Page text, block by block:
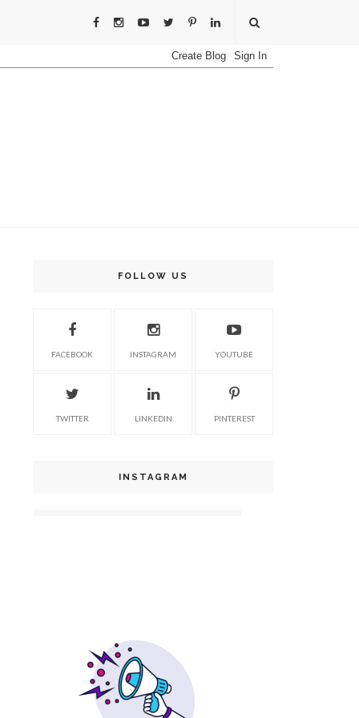
FOLLOW US
FACEBOOK INSTAGRAM YOUTUBE
TWITTER LINKEDIN PINTEREST
INSTAGRAM